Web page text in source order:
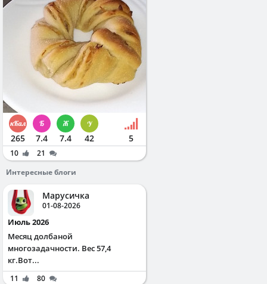
265 7.4 7.4 42 5
10
21
Интересные блоги
Марусичка
01-08-2026
Июль 2026
Месяц долбаной
многозадачности. Вес 57,4
кг.Вот...
11 80